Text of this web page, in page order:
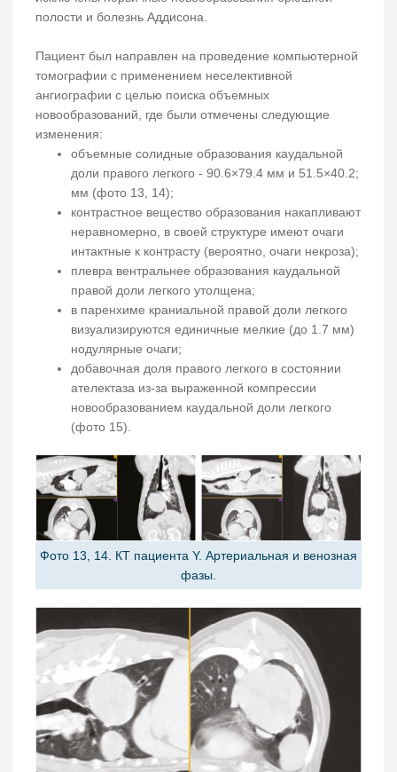
полости и болезнь Аддисона.
Пациент был направлен на проведение компьютерной
томографии с применением неселективной
ангиографии с целью поиска объемных
новообразований, где были отмечены следующие
изменения:
объемные солидные образования каудальной
доли правого легкого - 90.6×79.4 мм и 51.5×40.2;
мм (фото 13, 14);
контрастное вещество образования накапливают
неравномерно, в своей структуре имеют очаги
интактные к контрасту (вероятно, очаги некроза);
плевра вентральнее образования каудальной
правой доли легкого утолщена;
в паренхиме краниальной правой доли легкого
визуализируются единичные мелкие (до 1.7 мм)
нодулярные очаги;
добавочная доля правого легкого в состоянии
ателектаза из-за выраженной компрессии
новообразованием каудальной доли легкого
(фото 15).
Фото 13, 14. КТ пациента Y. Артериальная и венозная
фазы.